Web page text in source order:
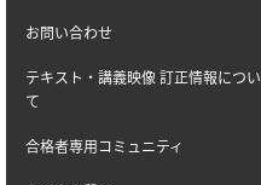
お問い合わせ
テキスト・講義映像 訂正情報につい
て
合格者専用コミュニティ